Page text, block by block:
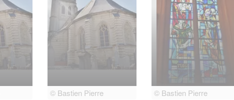
© Bastien Pierre © Bastien Pierre